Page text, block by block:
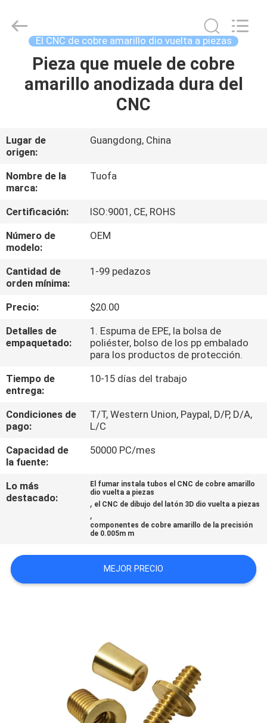
CASA.
SOBRE
NOSOTROS
RECORRIDO
POR
FÁBRICA
CONTROL
DE
CONTACTA
CON
NOSOTROS
CITA
MAPA
PRIVACIDAD
Tuofa
Technology
El CNC de cobre amarillo dio vuelta a piezas
Pieza que muele de cobre
amarillo anodizada dura del
CNC
Lugar de
origen:
Guangdong, China
Nombre de la
marca:
Tuofa
Certificación:
ISO:9001, CE, ROHS
Número de
modelo:
OEM
Cantidad de
orden mínima:
1-99 pedazos
Precio:
$20.00
Detalles de
empaquetado:
1. Espuma de EPE, la bolsa de
poliéster, bolso de los pp embalado
para los productos de protección.
Tiempo de
entrega:
10-15 días del trabajo
Condiciones de
pago:
T/T, Western Union, Paypal, D/P, D/A,
L/C
Capacidad de
la fuente:
50000 PC/mes
Lo más
destacado:
El fumar instala tubos el CNC de cobre amarillo
dio vuelta a piezas
, el CNC de dibujo del latón 3D dio vuelta a piezas
,
componentes de cobre amarillo de la precisión
de 0.005m m
MEJOR PRECIO